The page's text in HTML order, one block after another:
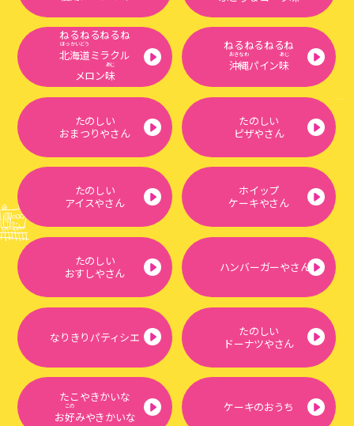
ねるねるねるね
北海道
ほっかいどう
ミラクル
メロン味
あじ
ねるねるねるね
沖縄
おきなわ
パイン味
あじ
たのしい
おまつりやさん
たのしい
ピザやさん
たのしい
アイスやさん
ホイップ
ケーキやさん
たのしい
おすしやさん
ハンバーガーやさん
なりきりパティシエ
たのしい
ドーナツやさん
たこやきかいな
お好
この
みやきかいな
ケーキのおうち